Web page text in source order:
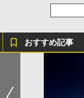
おすすめ記事